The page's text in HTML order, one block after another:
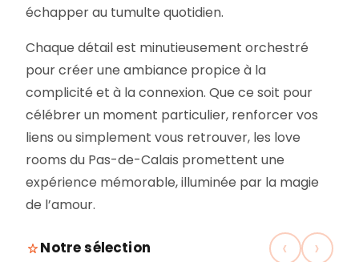
échapper au tumulte quotidien.
Chaque détail est minutieusement orchestré
pour créer une ambiance propice à la
complicité et à la connexion. Que ce soit pour
célébrer un moment particulier, renforcer vos
liens ou simplement vous retrouver, les love
rooms du Pas-de-Calais promettent une
expérience mémorable, illuminée par la magie
de l’amour.
Notre sélection ‹ ›